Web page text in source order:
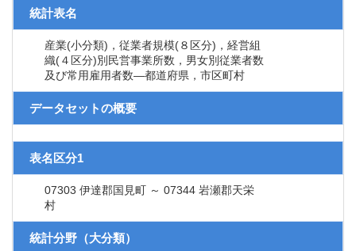
統計表名
産業(小分類)，従業者規模(８区分)，経営組
織(４区分)別民営事業所数，男女別従業者数
及び常用雇用者数―都道府県，市区町村
データセットの概要
表名区分1
07303 伊達郡国見町 ～ 07344 岩瀬郡天栄
村
統計分野（大分類）